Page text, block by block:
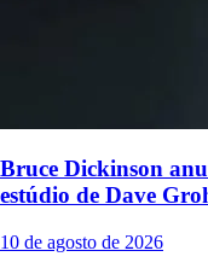
Bruce Dickinson
estúdio de Dave
10 de agosto de 2026